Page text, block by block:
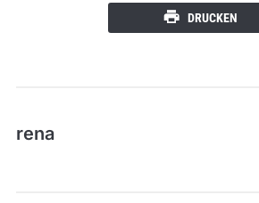
DRUCKEN
rena